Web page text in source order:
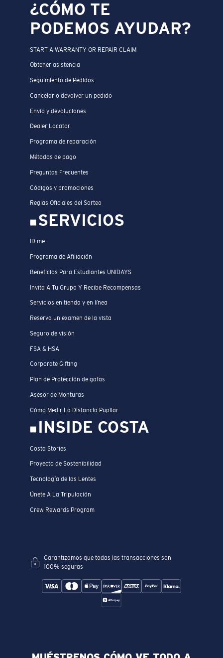
¿CÓMO TE
PODEMOS AYUDAR?
START A WARRANTY OR REPAIR CLAIM
Obtener asistencia
Seguimiento de Pedidos
Cancelar o devolver un pedido
Envío y devoluciones
Dealer Locator
Programa de reparación
Métodos de pago
Preguntas Frecuentes
Códigos y promociones
Reglas Oficiales del Sorteo
SERVICIOS
ID.me
Programa de Afiliación
Beneficios Para Estudiantes UNIDAYS
Invita A Tu Grupo Y Recibe Recompensas
Servicios en tienda y en línea
Reserva un examen de la vista
Seguro de visión
FSA & HSA
Corporate Gifting
Plan de Protección de gafas
Asesor de Monturas
Cómo Medir La Distancia Pupilar
INSIDE COSTA
Costa Stories
Proyecto de Sostenibilidad
Tecnología de las Lentes
Únete A La Tripulación
Crew Rewards Program
Garantizamos que todas las transacciones son
100% seguras